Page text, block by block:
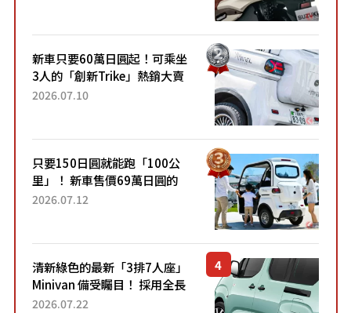
新車只要60萬日圓起！可乘坐
3人的「創新Trike」熱銷大賣
成為人氣車款！「養車成本真
2026.07.10
只要150日圓就能跑「100公
里」！ 新車售價69萬日圓的
「3人座」Trike大受歡迎！ 順
2026.07.12
清新綠色的最新「3排7人座」
Minivan 備受矚目！ 採用全長
4.7公尺剛剛好的車身尺寸與
2026.07.22